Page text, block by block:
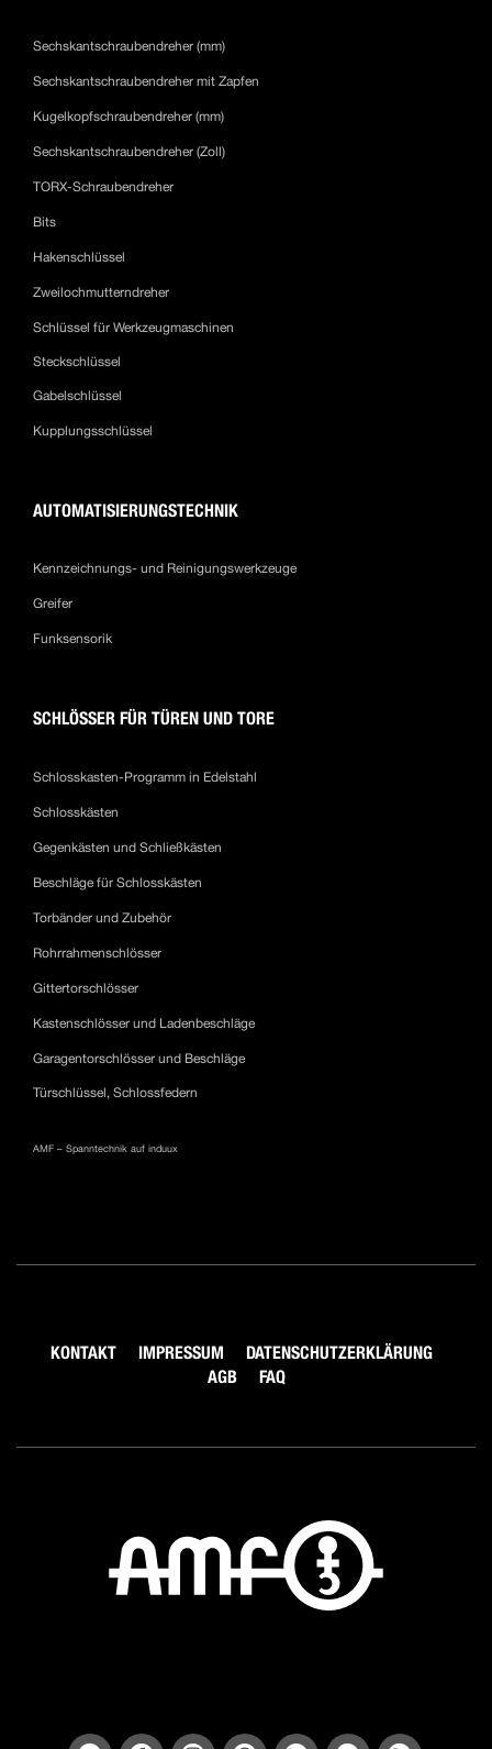
Sechskantschraubendreher (mm)
Sechskantschraubendreher mit Zapfen
Kugelkopfschraubendreher (mm)
Sechskantschraubendreher (Zoll)
TORX-Schraubendreher
Bits
Hakenschlüssel
Zweilochmutterndreher
Schlüssel für Werkzeugmaschinen
Steckschlüssel
Gabelschlüssel
Kupplungsschlüssel
AUTOMATISIERUNGSTECHNIK
Kennzeichnungs- und Reinigungswerkzeuge
Greifer
Funksensorik
SCHLÖSSER FÜR TÜREN UND TORE
Schlosskasten-Programm in Edelstahl
Schlosskästen
Gegenkästen und Schließkästen
Beschläge für Schlosskästen
Torbänder und Zubehör
Rohrrahmenschlösser
Gittertorschlösser
Kastenschlösser und Ladenbeschläge
Garagentorschlösser und Beschläge
Türschlüssel, Schlossfedern
AMF – Spanntechnik auf induux
KONTAKT IMPRESSUM
DATENSCHUTZERKLÄRUNG
AGB
FAQ